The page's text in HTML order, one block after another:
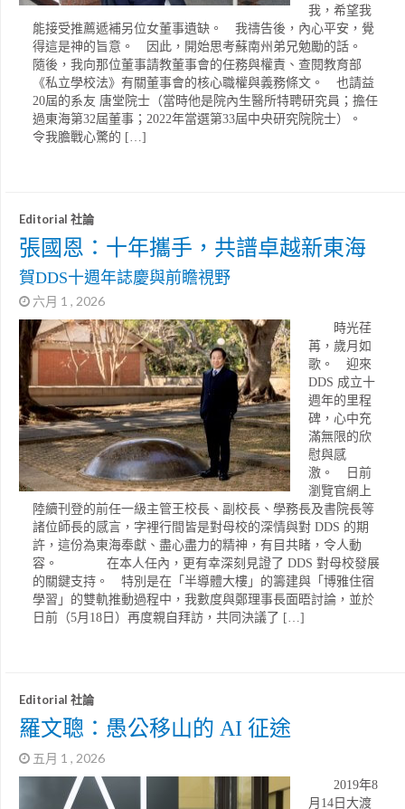
我，希望我
能接受推薦遞補另位女董事遺缺。 我禱告後，內心平安，覺
得這是神的旨意。 因此，開始思考蘇南州弟兄勉勵的話。
隨後，我向那位董事請教董事會的任務與權責、查閱教育部
《私立學校法》有關董事會的核心職權與義務條文。 也請益
20屆的系友 唐堂院士（當時他是院內生醫所特聘研究員；擔任
過東海第32屆董事；2022年當選第33屆中央研究院院士）。
令我膽戰心驚的 […]
Editorial 社論
張國恩：十年攜手，共譜卓越新東海
賀DDS十週年誌慶與前瞻視野
六月 1 , 2026
時光荏
苒，歲月如
歌。 迎來
DDS 成立十
週年的里程
碑，心中充
滿無限的欣
慰與感
激。 日前
瀏覽官網上
陸續刊登的前任一級主管王校長、副校長、學務長及書院長等
諸位師長的感言，字裡行間皆是對母校的深情與對 DDS 的期
許，這份為東海奉獻、盡心盡力的精神，有目共睹，令人動
容。 在本人任內，更有幸深刻見證了 DDS 對母校發展
的關鍵支持。 特別是在「半導體大樓」的籌建與「博雅住宿
學習」的雙軌推動過程中，我數度與鄭理事長面晤討論，並於
日前（5月18日）再度親自拜訪，共同決議了 […]
Editorial 社論
羅文聰：愚公移山的 AI 征途
五月 1 , 2026
2019年8
月14日大渡